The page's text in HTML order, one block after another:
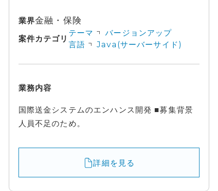
業界金融・保険
案件カテゴリ
テーマ
バージョンアップ
言語
Java(サーバーサイド)
業務内容
国際送金システムのエンハンス開発 ■募集背景
人員不足のため。
詳細を見る